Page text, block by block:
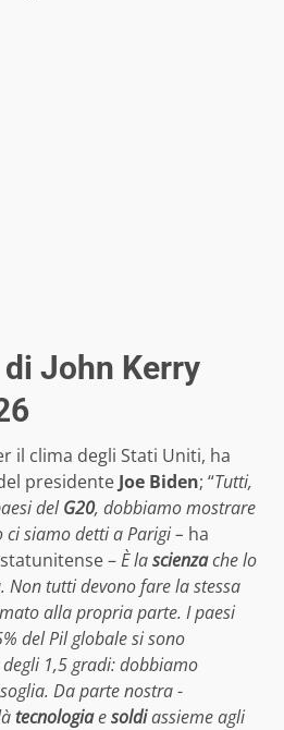
di John Kerry
il clima degli Stati Uniti, ha
presidente Joe Biden; “Tutti,
delG20, dobbiamo mostrare
siamo detti a Parigi – ha
–È lascienzache lo
tutti devono fare la stessa
alla propria parte. I paesi
del Pil globale si sono
1,5 gradi: dobbiamo
Da parte nostra-
tecnologiaesoldiassieme agli